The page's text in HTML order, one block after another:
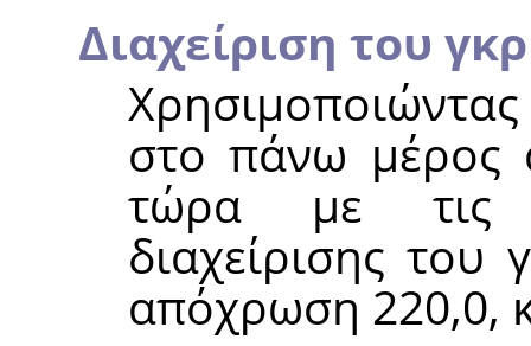
Διαχείριση του
στο πάνω μέρος
τώρα με τις
διαχείρισης του
απόχρωση 220,0,